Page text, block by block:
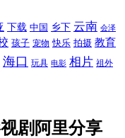
下载 中国 乡下 云南 会泽
孩子 宠物 快乐 拍摄 教育
海口 玩具 电影 相片 祖外
剧阿里分享